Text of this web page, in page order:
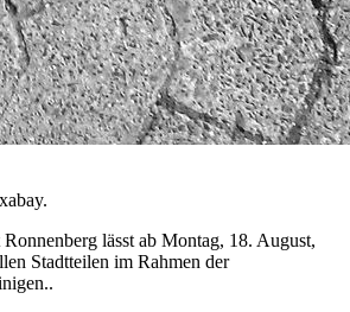
lässt ab Montag, 18. August,
Stadtteilen im Rahmen der